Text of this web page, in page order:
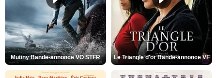
Mutiny Bande-annonce VO STFR Le Triangle d'or Bande-annonce VF